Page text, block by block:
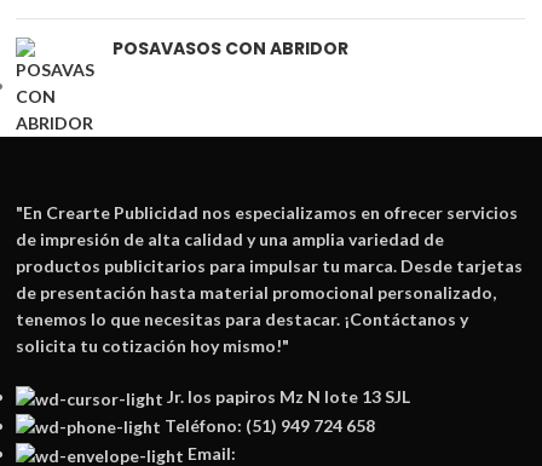
POSAVASOS CON ABRIDOR
"En Crearte Publicidad nos especializamos en ofrecer servicios
de impresión de alta calidad y una amplia variedad de
productos publicitarios para impulsar tu marca. Desde tarjetas
de presentación hasta material promocional personalizado,
tenemos lo que necesitas para destacar. ¡Contáctanos y
solicita tu cotización hoy mismo!"
Jr. los papiros Mz N lote 13 SJL
Teléfono: (51) 949 724 658
Email: